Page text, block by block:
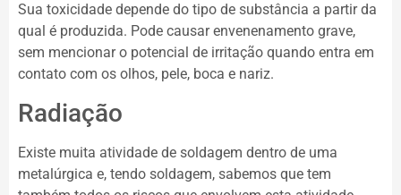
Sua toxicidade depende do tipo de substância a partir da
qual é produzida. Pode causar envenenamento grave,
sem mencionar o potencial de irritação quando entra em
contato com os olhos, pele, boca e nariz.
Radiação
Existe muita atividade de soldagem dentro de uma
metalúrgica e, tendo soldagem, sabemos que tem